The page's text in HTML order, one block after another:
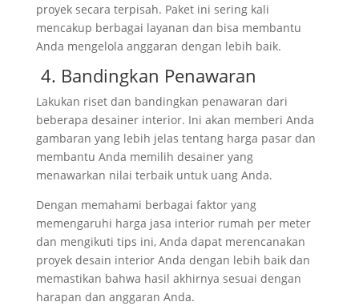
proyek secara terpisah. Paket ini sering kali
mencakup berbagai layanan dan bisa membantu
Anda mengelola anggaran dengan lebih baik.
4. Bandingkan Penawaran
Lakukan riset dan bandingkan penawaran dari
beberapa desainer interior. Ini akan memberi Anda
gambaran yang lebih jelas tentang harga pasar dan
membantu Anda memilih desainer yang
menawarkan nilai terbaik untuk uang Anda.
Dengan memahami berbagai faktor yang
memengaruhi harga jasa interior rumah per meter
dan mengikuti tips ini, Anda dapat merencanakan
proyek desain interior Anda dengan lebih baik dan
memastikan bahwa hasil akhirnya sesuai dengan
harapan dan anggaran Anda.